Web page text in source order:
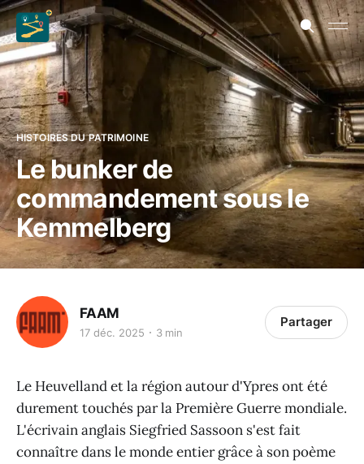
HISTOIRES DU PATRIMOINE
Le bunker de
commandement sous le
Kemmelberg
FAAM
17 déc. 2025 3 min
Partager
Le Heuvelland et la région autour d'Ypres ont été
durement touchés par la Première Guerre mondiale.
L'écrivain anglais Siegfried Sassoon s'est fait
connaître dans le monde entier grâce à son poème